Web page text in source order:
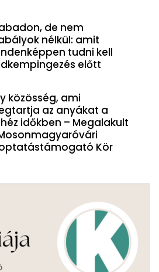
de nem
nélkül: amit
tudni kell
előtt
közösség, ami
az anyákat a
időkben – Megalakult
Kör